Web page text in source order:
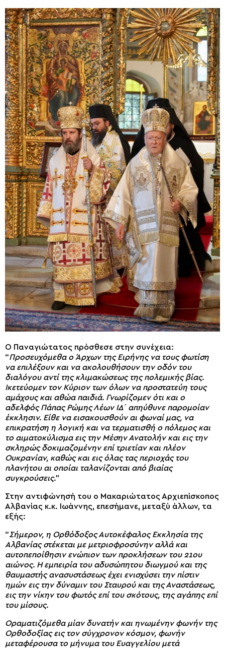
Ο Παναγιώτατος πρόσθεσε στην συνέχεια:
“Προσευχόμεθα ο Άρχων της Ειρήνης να τους φωτίση
να επιλέξουν και να ακολουθήσουν την οδόν του
διαλόγου αντί της κλιμακώσεως της πολεμικής βίας.
Ικετεύομεν τον Κύριον των όλων να προστατεύη τους
αμάχους και αθώα παιδιά. Γνωρίζομεν ότι και ο
αδελφός Πάπας Ρώμης Λέων ΙΔ´ απηύθυνε παρομοίαν
έκκλησιν. Είθε να εισακουσθούν αι φωναί μας, να
επικρατήση η λογική και να τερματισθή ο πόλεμος και
το αιματοκύλισμα εις την Μέσην Ανατολήν και εις την
σκληρώς δοκιμαζομένην επί τριετίαν και πλέον
Ουκρανίαν, καθώς και εις όλας τας περιοχάς του
πλανήτου αι οποίαι ταλανίζονται από βιαίας
συγκρούσεις.”
Στην αντιφώνησή του ο Μακαριώτατος Αρχιεπίσκοπος
Αλβανίας κ.κ. Ιωάννης, επεσήμανε, μεταξύ άλλων, τα
εξής:
“Σήμερον, η Ορθόδοξος Αυτοκέφαλος Εκκλησία της
Αλβανίας στέκεται με μετριοφροσύνην αλλά και
αυτοπεποίθησιν ενώπιον των προκλήσεων του 21ου
αιώνος. Η εμπειρία του αδυσώπητου διωγμού και της
θαυμαστής ανασυστάσεως έχει ενισχύσει την πίστιν
ημών εις την δύναμιν του Σταυρού και της Αναστάσεως,
εις την νίκην του φωτός επί του σκότους, της αγάπης επί
του μίσους.
Οραματιζόμεθα μίαν δυνατήν και ηνωμένην φωνήν της
Ορθοδοξίας εις τον σύγχρονον κόσμον, φωνήν
μεταφέρουσα το μήνυμα του Ευαγγελίου μετά